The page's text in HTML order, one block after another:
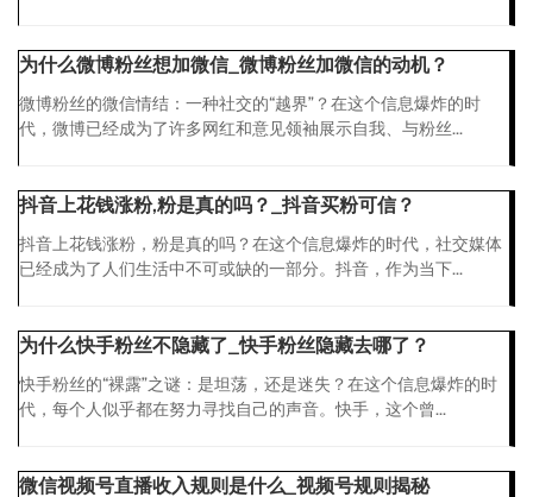
为什么微博粉丝想加微信_微博粉丝加微信的动机？
微博粉丝的微信情结：一种社交的“越界”？在这个信息爆炸的时
代，微博已经成为了许多网红和意见领袖展示自我、与粉丝...
抖音上花钱涨粉,粉是真的吗？_抖音买粉可信？
抖音上花钱涨粉，粉是真的吗？在这个信息爆炸的时代，社交媒体
已经成为了人们生活中不可或缺的一部分。抖音，作为当下...
为什么快手粉丝不隐藏了_快手粉丝隐藏去哪了？
快手粉丝的“裸露”之谜：是坦荡，还是迷失？在这个信息爆炸的时
代，每个人似乎都在努力寻找自己的声音。快手，这个曾...
微信视频号直播收入规则是什么_视频号规则揭秘